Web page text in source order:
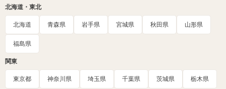
北海道・東北
北海道 青森県 岩手県 宮城県 秋田県 山形県
福島県
関東
東京都 神奈川県 埼玉県 千葉県 茨城県 栃木県